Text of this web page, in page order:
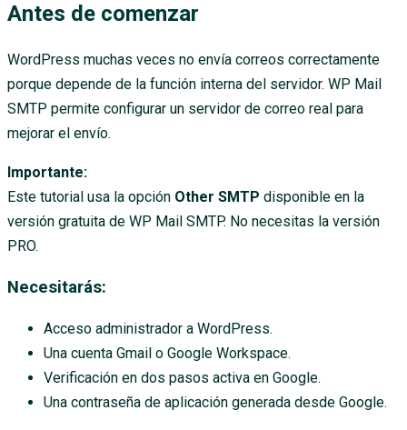
Antes de comenzar
WordPress muchas veces no envía correos correctamente
porque depende de la función interna del servidor. WP Mail
SMTP permite configurar un servidor de correo real para
mejorar el envío.
Importante:
Este tutorial usa la opción Other SMTP disponible en la
versión gratuita de WP Mail SMTP. No necesitas la versión
PRO.
Necesitarás:
Acceso administrador a WordPress.
Una cuenta Gmail o Google Workspace.
Verificación en dos pasos activa en Google.
Una contraseña de aplicación generada desde Google.